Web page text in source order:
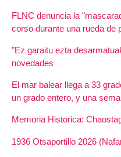
FLNC denuncia la
corso durante una rueda de
"Ez garaitu ezta
novedades
El mar balear llega a 33
un grado entero, y una
Memoria Historica:
1936 Otsaportillo 2026